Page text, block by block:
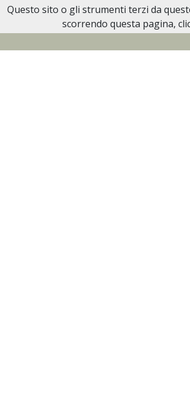
Necrologi Biella
Questo sito o gli strumenti terzi da
scorrendo questa pagina,